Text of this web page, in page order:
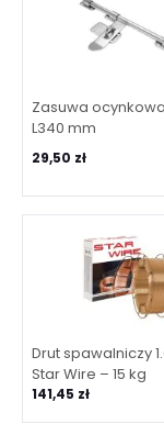
Zasuwa
L340 mm
29,50 zł
Drut spawalniczy
Star Wire – 15 kg
141,45 zł